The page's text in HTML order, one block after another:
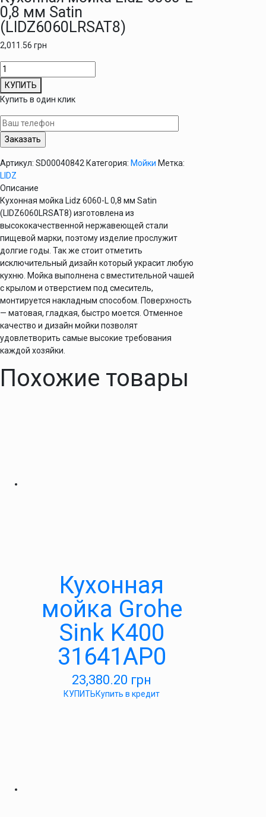
0,8 мм Satin
(LIDZ6060LRSAT8)
2,011.56 грн
Количество
товара
Кухонная
мойка
Lidz
6060-
мм
Satin
(LIDZ6060LRSAT8)
КУПИТЬ
Купить в один клик
Артикул: SD00040842 Категория: Мойки Метка:
LIDZ
Описание
Кухонная мойка Lidz 6060-L 0,8 мм Satin
(LIDZ6060LRSAT8) изготовлена из
высококачественной нержавеющей стали
пищевой марки, поэтому изделие прослужит
долгие годы. Так же стоит отметить
исключительный дизайн который украсит любую
кухню. Мойка выполнена с вместительной чашей
с крылом и отверстием под смеситель,
монтируется накладным способом. Поверхность
— матовая, гладкая, быстро моется. Отменное
качество и дизайн мойки позволят
удовлетворить самые высокие требования
каждой хозяйки.
Похожие товары
Кухонная
мойка Grohe
Sink K400
31641AP0
23,380.20 грн
КУПИТЬКупить в кредит